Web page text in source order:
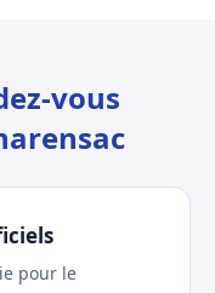
vous
pour le